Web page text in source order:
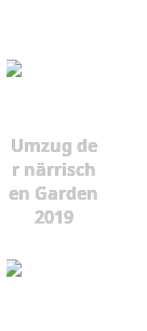
Umzug de
r närrisch
en Garden
2019